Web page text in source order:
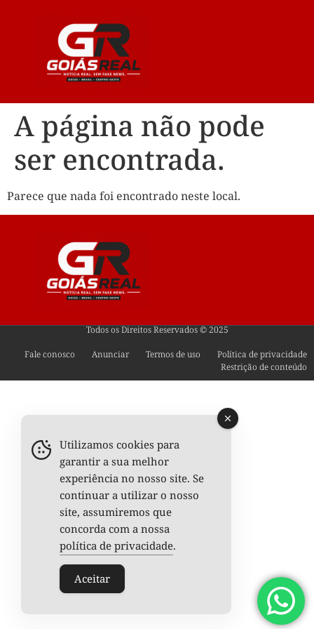
A página não pode
ser encontrada.
Parece que nada foi encontrado neste local.
Todos os Direitos Reservados © 2025
Fale conosco Anunciar Termos de uso
Política de privacidade
Restrição de conteúdo
Utilizamos cookies para
garantir a sua melhor
experiência no nosso site. Se
continuar a utilizar o nosso
site, assumiremos que
concorda com a nossa
política de privacidade.
Aceitar